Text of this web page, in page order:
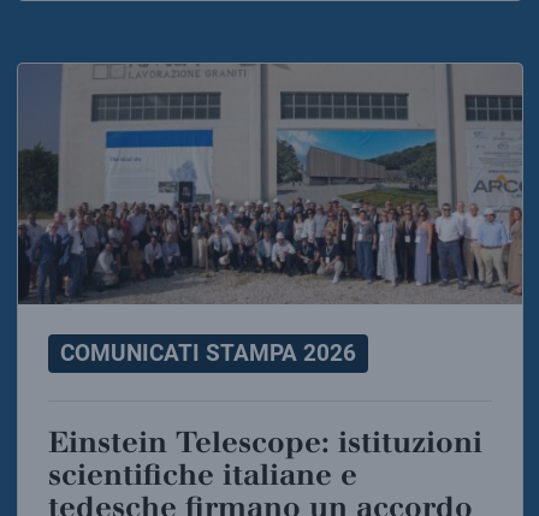
COMUNICATI STAMPA 2026
Einstein Telescope: istituzioni
scientifiche italiane e
tedesche firmano un accordo